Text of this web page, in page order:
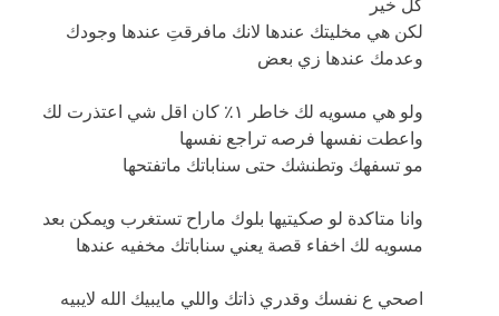
لكن هي مخليتك عندها لانك مافرقتِ عندها وجودك
وعدمك عندها زي بعض
ولو هي مسويه لك خاطر ١٪؜ كان اقل شي اعتذرت لك
واعطت نفسها فرصه تراجع نفسها
مو تسفهك وتطنشك حتى سناباتك ماتفتحها
وانا متاكدة لو صكيتيها بلوك ماراح تستغرب ويمكن بعد
مسويه لك اخفاء قصة يعني سناباتك مخفيه عندها
اصحي ع نفسك وقدري ذاتك واللي مايبيك الله لايبيه